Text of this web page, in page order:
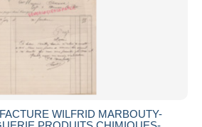
WILFRID MARBOUTY-